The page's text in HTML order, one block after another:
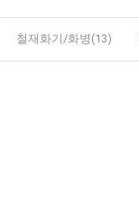
철재화기/화병(13)